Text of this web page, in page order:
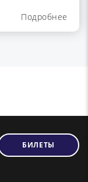
Подробнее
БИЛЕТЫ